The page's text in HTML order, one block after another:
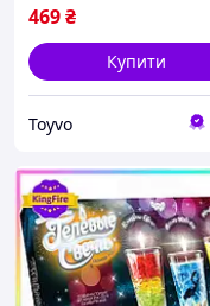
469₴
Купити
Toyvo